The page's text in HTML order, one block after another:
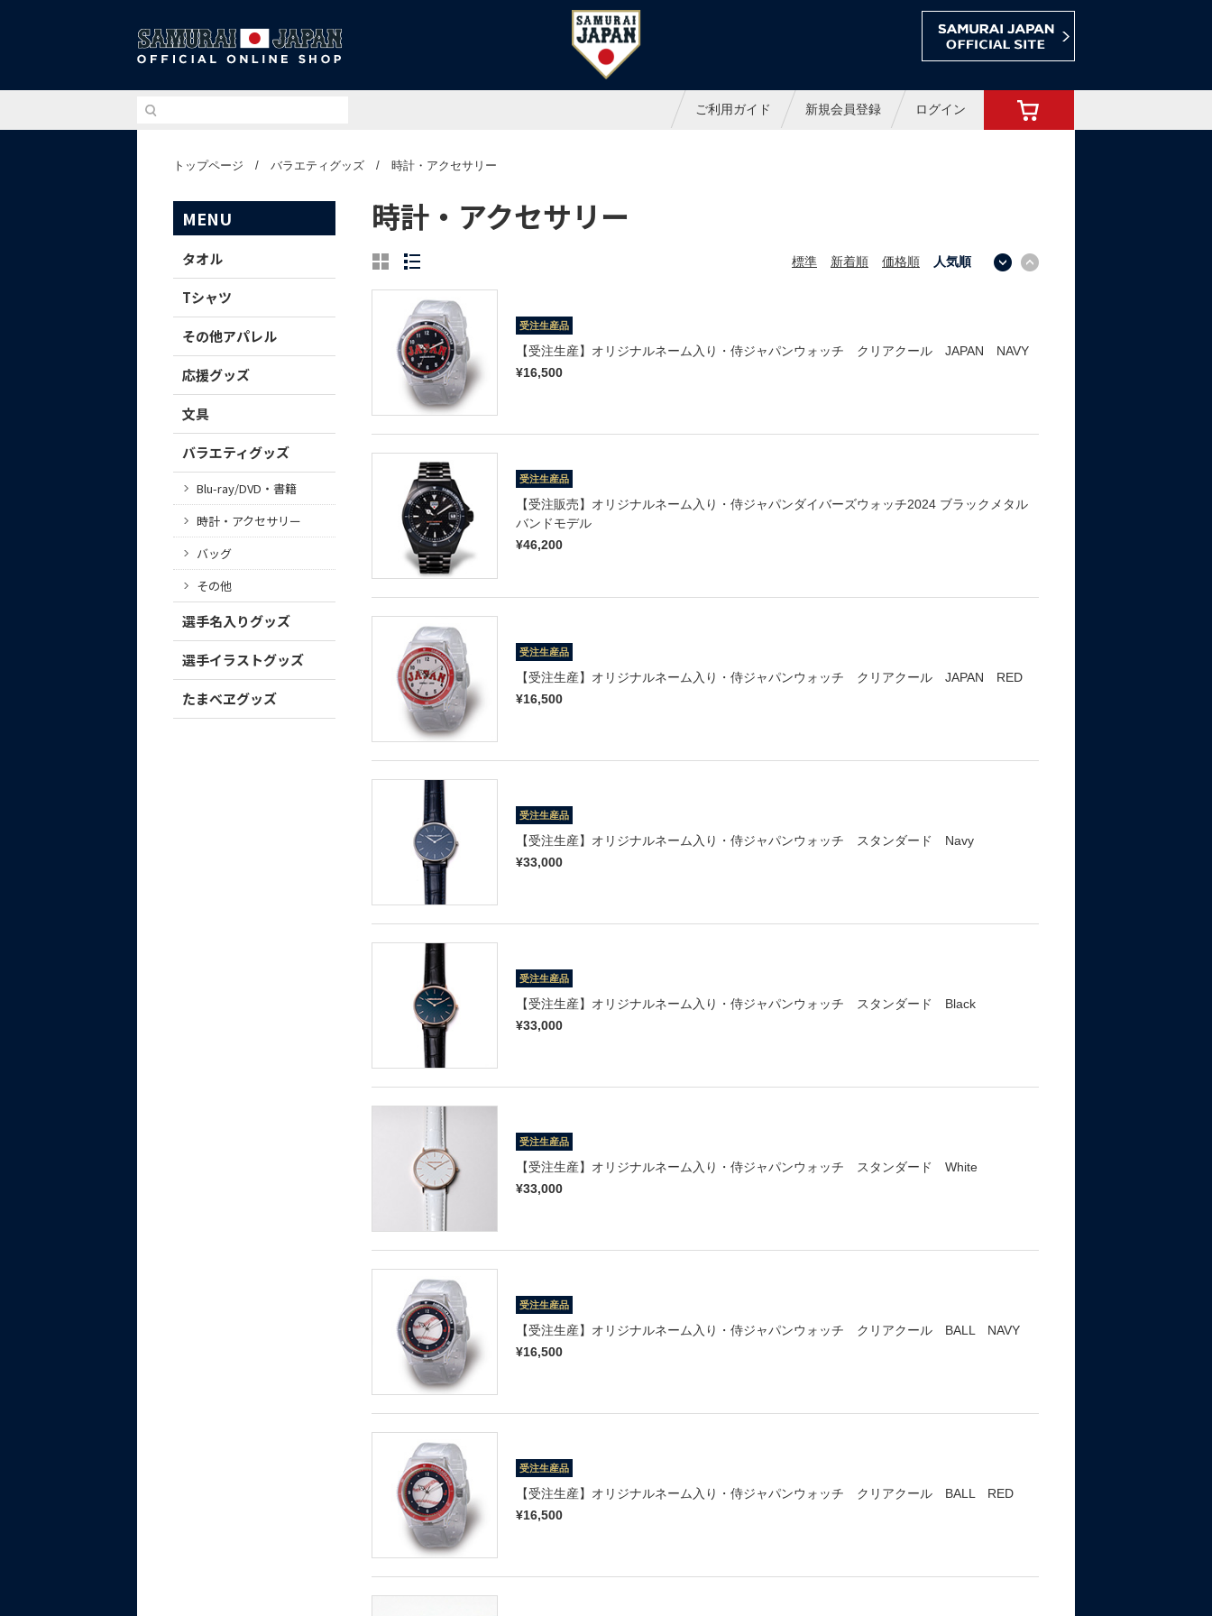
侍ジャパンオフィシャルオンラインショップ
ご利用ガイド 新規会員登録 ログイン
トップページ / バラエティグッズ / 時計・アクセサリー
MENU
タオル
Tシャツ
その他アパレル
応援グッズ
文具
バラエティグッズ
Blu-ray/DVD・書籍
時計・アクセサリー
バッグ
その他
選手名入りグッズ
選手イラストグッズ
たまべヱグッズ
時計・アクセサリー
標準 新着順 価格順 人気順
受注生産品
【受注生産】オリジナルネーム入り・侍ジャパンウォッチ クリアクール JAPAN NAVY
¥16,500
受注生産品
【受注販売】オリジナルネーム入り・侍ジャパンダイバーズウォッチ2024 ブラックメタル
バンドモデル
¥46,200
受注生産品
【受注生産】オリジナルネーム入り・侍ジャパンウォッチ クリアクール JAPAN RED
¥16,500
受注生産品
【受注生産】オリジナルネーム入り・侍ジャパンウォッチ スタンダード Navy
¥33,000
受注生産品
【受注生産】オリジナルネーム入り・侍ジャパンウォッチ スタンダード Black
¥33,000
受注生産品
【受注生産】オリジナルネーム入り・侍ジャパンウォッチ スタンダード White
¥33,000
受注生産品
【受注生産】オリジナルネーム入り・侍ジャパンウォッチ クリアクール BALL NAVY
¥16,500
受注生産品
【受注生産】オリジナルネーム入り・侍ジャパンウォッチ クリアクール BALL RED
¥16,500